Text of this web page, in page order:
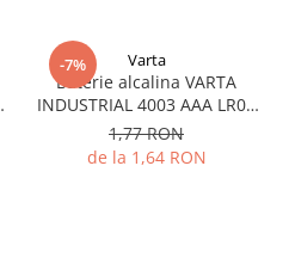
-7% Varta
Baterie alcalina VARTA
INDUSTRIAL 4003 AAA LR03
1.5V
1,77 RON
de la 1,64 RON